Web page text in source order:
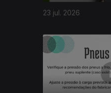
23 jul. 2026